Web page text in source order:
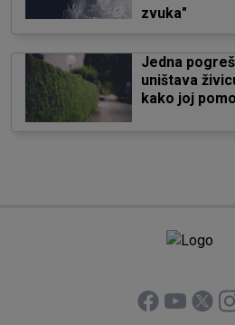
zvuka"
Jedna
uništava
kako joj